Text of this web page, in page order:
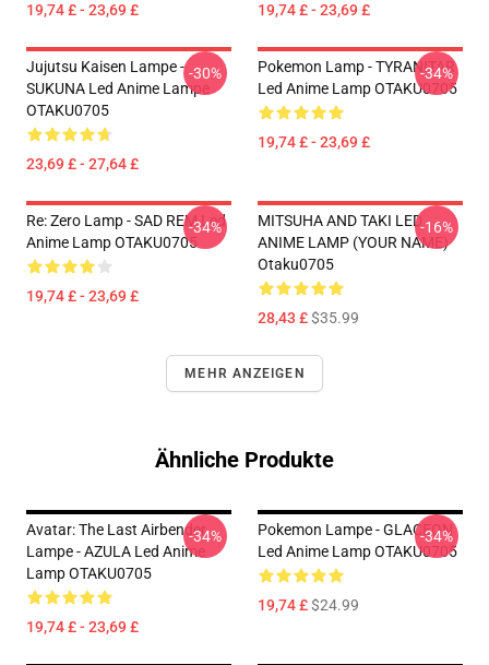
19,74 £ - 23,69 £ 19,74 £ - 23,69 £
Jujutsu Kaisen Lampe -
SUKUNA Led Anime Lampe
OTAKU0705
23,69 £ - 27,64 £
-30%
Pokemon Lamp - TYRANITAR
Led Anime Lamp OTAKU0705
19,74 £ - 23,69 £
-34%
Re: Zero Lamp - SAD REM Led
Anime Lamp OTAKU0705
19,74 £ - 23,69 £
-34%
MITSUHA AND TAKI LED
ANIME LAMP (YOUR NAME)
Otaku0705
28,43 £$35.99
-16%
MEHR ANZEIGEN
Ähnliche Produkte
Avatar: The Last Airbender
Lampe - AZULA Led Anime
Lamp OTAKU0705
19,74 £ - 23,69 £
-34%
Pokemon Lampe - GLACEON
Led Anime Lamp OTAKU0705
19,74 £$24.99
-34%